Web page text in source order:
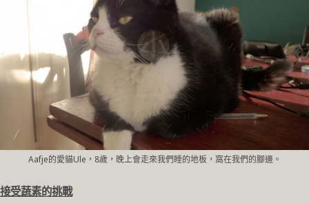
Aafje的愛貓Ule，8歲，晚上會走來我們睡的地板，窩在我們的腳邊。
接受蔬素的挑戰